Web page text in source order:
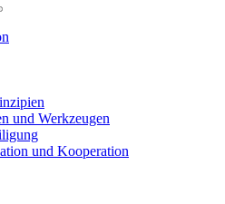
und Werkzeugen
und Kooperation